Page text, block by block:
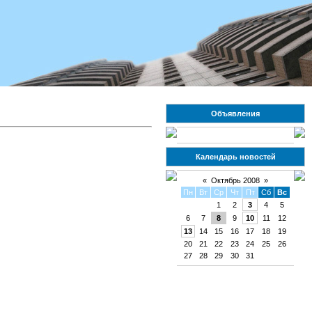
Объявления
Календарь новостей
« Октябрь 2008 »
Пн
Вт Ср Чт Пт Сб
Вс
1
2 3 4
5
6
7 8 9 10 11
12
13
14 15 16 17 18
19
20
21 22 23 24 25
26
27
28 29 30 31